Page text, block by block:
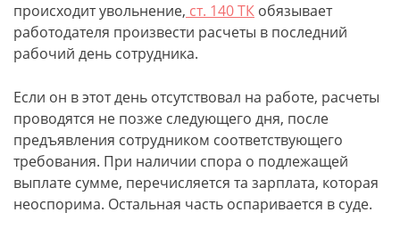
происходит увольнение, ст. 140 ТК обязывает
работодателя произвести расчеты в последний
рабочий день сотрудника.
Если он в этот день отсутствовал на работе, расчеты
проводятся не позже следующего дня, после
предъявления сотрудником соответствующего
требования. При наличии спора о подлежащей
выплате сумме, перечисляется та зарплата, которая
неоспорима. Остальная часть оспаривается в суде.